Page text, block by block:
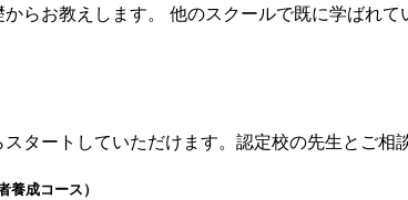
らお教えします。 他のスクールで既に学ばれて
タートしていただけます。認定校の先生とご相
養成コース）